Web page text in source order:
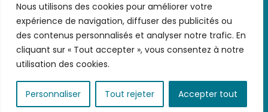
Nous utilisons des cookies pour améliorer votre
expérience de navigation, diffuser des publicités ou
des contenus personnalisés et analyser notre trafic. En
cliquant sur « Tout accepter », vous consentez à notre
utilisation des cookies.
Personnaliser Tout rejeter Accepter tout
Nous contacter- CGV/CGU-Données
personnelles-Infos pratiques- FAQ
Votre email